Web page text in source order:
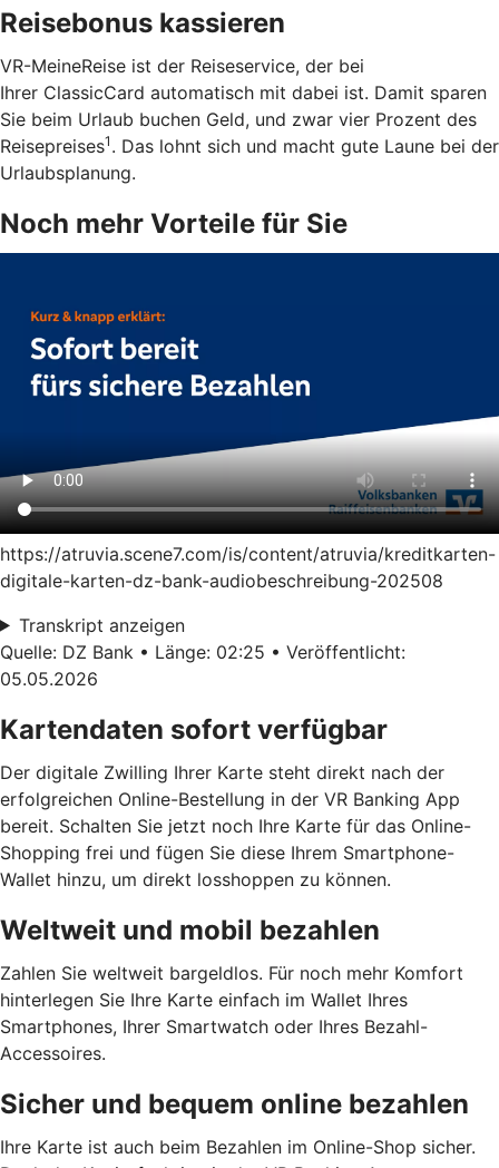
Reisebonus kassieren
VR-MeineReise ist der Reiseservice, der bei
Ihrer ClassicCard automatisch mit dabei ist. Damit sparen
Sie beim Urlaub buchen Geld, und zwar vier Prozent des
Reisepreises1 . Das lohnt sich und macht gute Laune bei der
Urlaubsplanung.
Noch mehr Vorteile für Sie
https://atruvia.scene7.com/is/content/atruvia/kreditkarten-
digitale-karten-dz-bank-audiobeschreibung-202508
Transkript anzeigen
Quelle: DZ Bank • Länge: 02:25 • Veröffentlicht:
05.05.2026
Kartendaten sofort verfügbar
Der digitale Zwilling Ihrer Karte steht direkt nach der
erfolgreichen Online-Bestellung in der VR Banking App
bereit. Schalten Sie jetzt noch Ihre Karte für das Online-
Shopping frei und fügen Sie diese Ihrem Smartphone-
Wallet hinzu, um direkt losshoppen zu können.
Weltweit und mobil bezahlen
Zahlen Sie weltweit bargeldlos. Für noch mehr Komfort
hinterlegen Sie Ihre Karte einfach im Wallet Ihres
Smartphones, Ihrer Smartwatch oder Ihres Bezahl-
Accessoires.
Sicher und bequem online bezahlen
Ihre Karte ist auch beim Bezahlen im Online-Shop sicher.